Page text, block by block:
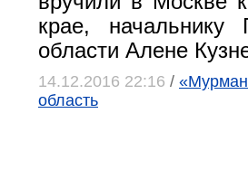
крае, начальнику
области Алене
14.12.2016 22:16 /
область